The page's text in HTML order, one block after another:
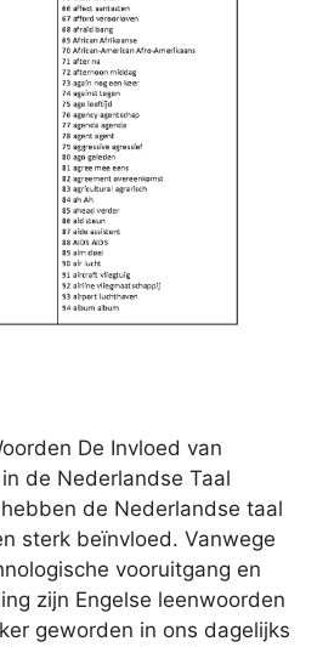
De Invloed van
de Nederlandse Taal
de Nederlandse taal
sterk beïnvloed. Vanwege
vooruitgang en
zijn Engelse leenwoorden
geworden in ons dagelijks